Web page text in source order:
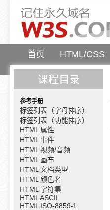
首页 HTML/CSS
参考手册
标签列表（字母排序）
标签列表（功能排序）
HTML 属性
HTML 事件
HTML 视频/音频
HTML 画布
HTML 文档类型
HTML 颜色名
HTML 字符集
HTML ASCII
HTML ISO-8859-1